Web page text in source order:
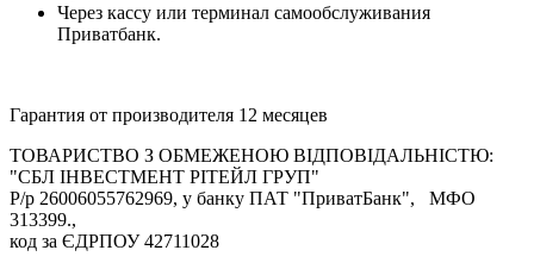
Через кассу или терминал самообслуживания
Приватбанк.
Гарантия от производителя 12 месяцев
ТОВАРИСТВО З ОБМЕЖЕНОЮ ВІДПОВІДАЛЬНІСТЮ:
"СБЛ ІНВЕСТМЕНТ РІТЕЙЛ ГРУП"
Р/р 26006055762969, у банку ПАТ "ПриватБанк", МФО
313399.,
код за ЄДРПОУ 42711028